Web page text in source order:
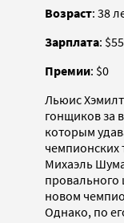
Возраст: 38
Зарплата:
Премии: $0
Льюис
гонщиков за
которым
чемпионских
Михаэль
провального
новом
Однако, по